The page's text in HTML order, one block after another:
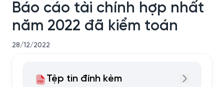
Báo cáo tài chính hợp nhất
năm 2022 đã kiểm toán
28/12/2022
Tệp tin đính kèm